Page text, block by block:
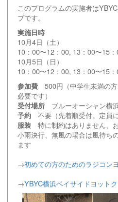
このプログラムの実施者は
ブです。
実施日時
10月4日（土）
10：00〜12：00, 13：00〜15
10月5日（日）
10：00〜12：00, 13：00〜15
参加費 500円（中学生未満の
必要です）
受付場所 ブルーオーシャン横
予約 不要（先着順受付。定員
服装 特に制約はありません、
小雨決行、無風の場合は風待ち
ます
→初めての方のためのラジコン
→YBYC横浜ベイサイドヨット